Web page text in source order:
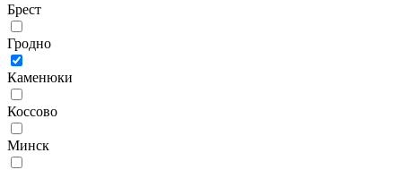
Брест
Гродно
Каменюки
Коссово
Минск